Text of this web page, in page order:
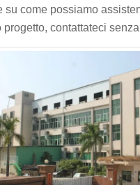
su come possiamo
progetto, contattateci